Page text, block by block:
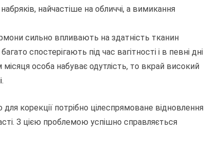
найчастіше на обличчі, а вимикання
сильно впливають на здатність тканин
спостерігають під час вагітності і в певні дні
особа набуває одутлість, то вкрай високий
корекції потрібно цілеспрямоване відновлення
З цією проблемою успішно справляється